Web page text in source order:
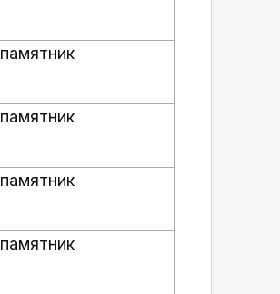
памятник
памятник
памятник
памятник